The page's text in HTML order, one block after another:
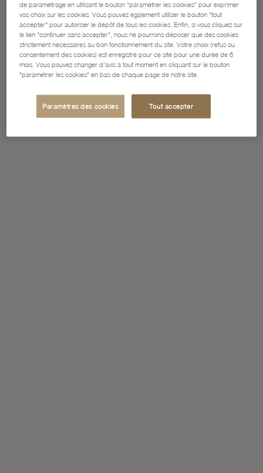
de paramétrage en utilisant le bouton “paramétrer les cookies” pour exprimer
vos choix sur les cookies. Vous pouvez également utiliser le bouton "tout
accepter" pour autoriser le dépôt de tous les cookies. Enfin, si vous cliquez sur
le lien "continuer sans accepter", nous ne pourrons déposer que des cookies
strictement nécessaires au bon fonctionnement du site. Votre choix (refus ou
consentement des cookies) est enregistré pour ce site pour une durée de 6
mois. Vous pouvez changer d'avis à tout moment en cliquant sur le bouton
"paramétrer les cookies" en bas de chaque page de notre site.
Paramètres des cookies Tout accepter